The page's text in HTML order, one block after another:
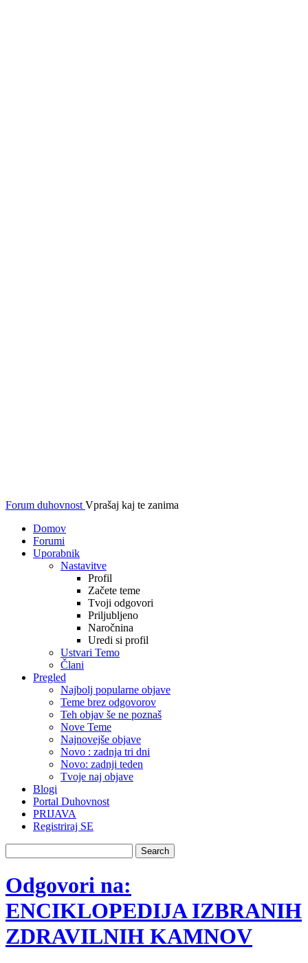
Forum duhovnost Vprašaj kaj te zanima
Domov
Forumi
Uporabnik
Nastavitve
Profil
Začete teme
Tvoji odgovori
Priljubljeno
Naročnina
Uredi si profil
Ustvari Temo
Člani
Pregled
Najbolj popularne objave
Teme brez odgovorov
Teh objav še ne poznaš
Nove Teme
Najnovejše objave
Novo : zadnja tri dni
Novo: zadnji teden
Tvoje naj objave
Blogi
Portal Duhovnost
PRIJAVA
Registriraj SE
Odgovori na:
ENCIKLOPEDIJA IZBRANIH
ZDRAVILNIH KAMNOV